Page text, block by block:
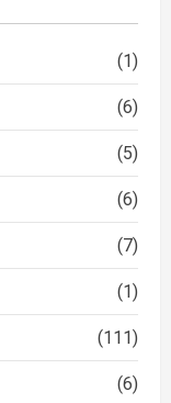
(1)
(6)
(5)
(6)
(7)
(1)
(111)
(6)